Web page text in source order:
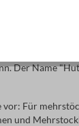
ist die
Der Name
Für
und